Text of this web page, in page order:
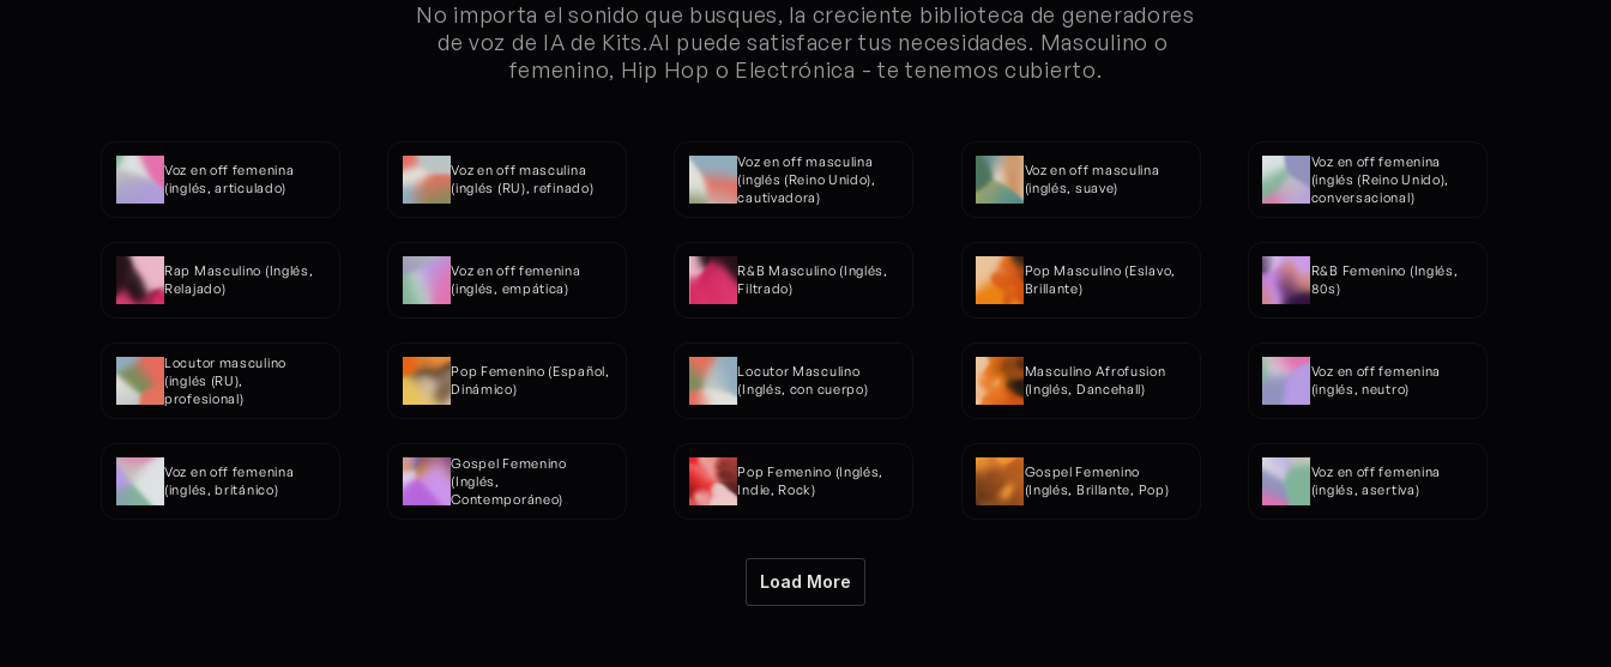
No importa el sonido que busques, la creciente biblioteca de generadores
de voz de IA de Kits.AI puede satisfacer tus necesidades. Masculino o
femenino, Hip Hop o Electrónica - te tenemos cubierto.
Voz en off femenina
(inglés, articulado)
Voz en off masculina
(inglés (RU), refinado)
Voz en off masculina
(inglés (Reino Unido),
cautivadora)
Voz en off masculina
(inglés, suave)
Voz en off femenina
(inglés (Reino Unido),
conversacional)
Rap Masculino (Inglés,
Relajado)
Voz en off femenina
(inglés, empática)
R&B Masculino (Inglés,
Filtrado)
Pop Masculino (Eslavo,
Brillante)
R&B Femenino (Inglés,
80s)
Locutor masculino
(inglés (RU),
profesional)
Pop Femenino (Español,
Dinámico)
Locutor Masculino
(Inglés, con cuerpo)
Masculino Afrofusion
(Inglés, Dancehall)
Voz en off femenina
(inglés, neutro)
Voz en off femenina
(inglés, británico)
Gospel Femenino
(Inglés,
Contemporáneo)
Pop Femenino (Inglés,
Indie, Rock)
Gospel Femenino
(Inglés, Brillante, Pop)
Voz en off femenina
(inglés, asertiva)
Load More